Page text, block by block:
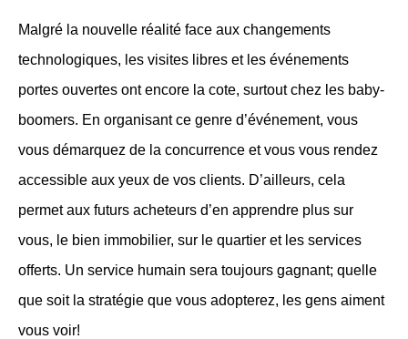
Malgré la nouvelle réalité face aux changements
technologiques, les visites libres et les événements
portes ouvertes ont encore la cote, surtout chez les baby-
boomers. En organisant ce genre d’événement, vous
vous démarquez de la concurrence et vous vous rendez
accessible aux yeux de vos clients. D’ailleurs, cela
permet aux futurs acheteurs d’en apprendre plus sur
vous, le bien immobilier, sur le quartier et les services
offerts. Un service humain sera toujours gagnant; quelle
que soit la stratégie que vous adopterez, les gens aiment
vous voir!